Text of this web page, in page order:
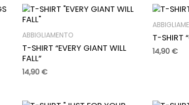
ABBIGLIAMENTO
T-SHIRT “EVERY GIANT WILL
FALL”
14,90 €
T-SHIRT
14,90€